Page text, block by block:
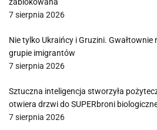
7 sierpnia 2026
Nie tylko Ukraińcy i Gruzini.
grupie imigrantów
7 sierpnia 2026
Sztuczna inteligencja stworzyła
otwiera drzwi do SUPERbroni
7 sierpnia 2026